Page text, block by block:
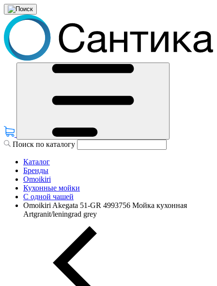
Поиск по каталогу
Каталог
Бренды
Omoikiri
Кухонные мойки
С одной чашей
Omoikiri Akegata 51-GR 4993756 Мойка кухонная
Artgranit/leningrad grey